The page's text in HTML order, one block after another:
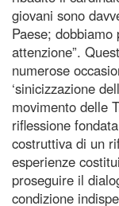
giovani sono
Paese;
attenzione”.
numerose
‘sinicizzazione
movimento delle
riflessione
costruttiva di un
esperienze
proseguire il
condizione